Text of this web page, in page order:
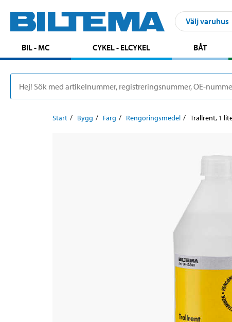
Välj varuhus
BIL - MC CYKEL - ELCYKEL BÅT
Start Bygg Färg Rengöringsmedel Trallrent, 1